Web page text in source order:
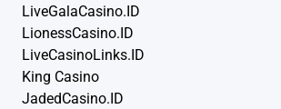
LiveGalaCasino.ID
LionessCasino.ID
LiveCasinoLinks.ID
King Casino
JadedCasino.ID